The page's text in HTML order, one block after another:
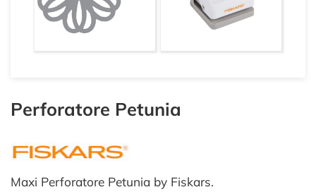
Perforatore Petunia
Maxi Perforatore Petunia by Fiskars.